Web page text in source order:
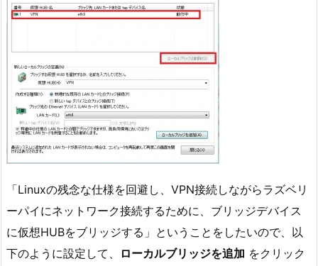
「Linuxの残念な仕様を回避し、VPN接続しながらラズベリ
ーパイにネットワーク接続するために、ブリッジデバイス
に仮想HUBをブリッジする」ということをしたいので、以
下のように設定して、
ローカルブリッジを追加 をクリック